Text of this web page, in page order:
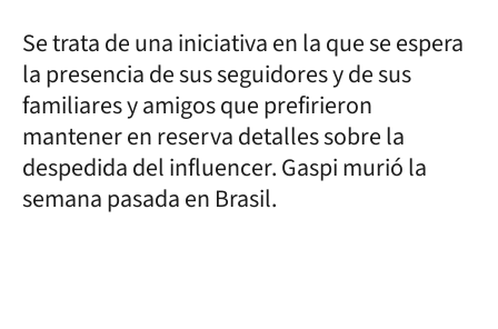
Se trata de una iniciativa en la que se espera
la presencia de sus seguidores y de sus
familiares y amigos que prefirieron
mantener en reserva detalles sobre la
despedida del influencer. Gaspi murió la
semana pasada en Brasil.